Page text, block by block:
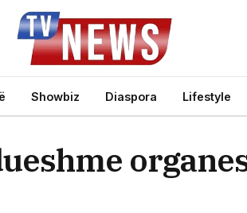
Showbiz Diaspora Lifestyle